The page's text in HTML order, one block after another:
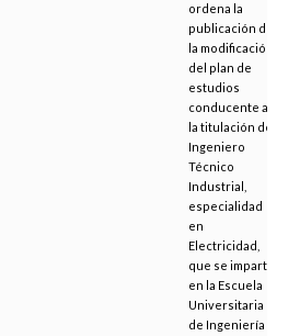
ordena la
publicación de
la modificación
del plan de
estudios
conducente a
la titulación de
Ingeniero
Técnico
Industrial,
especialidad
en
Electricidad,
que se imparte
en la Escuela
Universitaria
de Ingeniería